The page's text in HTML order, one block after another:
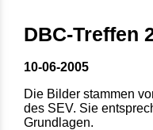
DBC-Treffen
10-06-2005
Die Bilder stammen
des SEV. Sie
Grundlagen.